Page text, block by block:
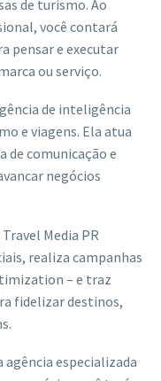
de turismo. Ao
você contará
pensar e executar
ou serviço.
de inteligência
e viagens. Ela atua
de comunicação e
negócios
Media PR
realiza campanhas
– e traz
fidelizar destinos,
especializada